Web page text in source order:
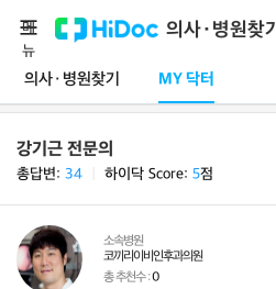
의사·병원찾기
의사·병원찾기 MY 닥터
메
뉴
강기근 전문의
총답변: 34 하이닥 Score: 5점
소속병원
코끼리이비인후과의원
총 추천수 :0